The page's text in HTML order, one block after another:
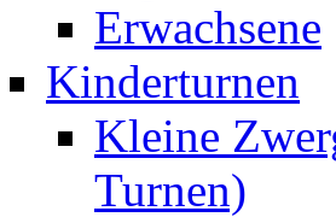
Erwachsene
Kinderturnen
Kleine
Turnen)